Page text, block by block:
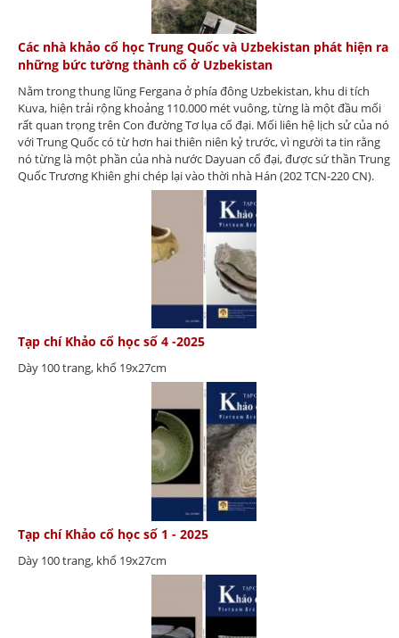
Các nhà khảo cổ học Trung Quốc và Uzbekistan phát hiện ra
những bức tường thành cổ ở Uzbekistan
Nằm trong thung lũng Fergana ở phía đông Uzbekistan, khu di tích
Kuva, hiện trải rộng khoảng 110.000 mét vuông, từng là một đầu mối
rất quan trọng trên Con đường Tơ lụa cổ đại. Mối liên hệ lịch sử của nó
với Trung Quốc có từ hơn hai thiên niên kỷ trước, vì người ta tin rằng
nó từng là một phần của nhà nước Dayuan cổ đại, được sứ thần Trung
Quốc Trương Khiên ghi chép lại vào thời nhà Hán (202 TCN-220 CN).
Tạp chí Khảo cổ học số 4 -2025
Dày 100 trang, khổ 19x27cm
Tạp chí Khảo cổ học số 1 - 2025
Dày 100 trang, khổ 19x27cm